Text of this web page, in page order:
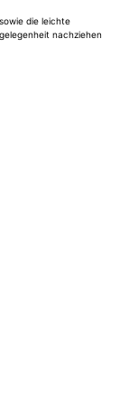
die leichte
nachziehen